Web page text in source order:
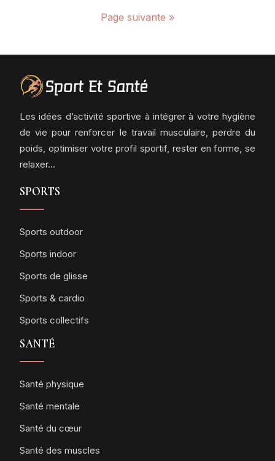
Page suivante »
Les idées d’activité sportive à intégrer à votre hygiène
de vie pour renforcer le travail musculaire, perdre du
poids, optimiser votre profil sportif, rester en forme, se
relaxer…
SPORTS
Sports outdoor
Sports indoor
Sports de glisse
Sports & cardio
Sports collectifs
SANTÉ
Santé physique
Santé mentale
Santé du cœur
Santé des muscles